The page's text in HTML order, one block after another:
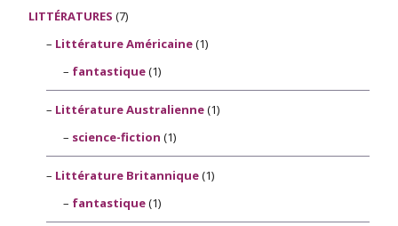
LITTÉRATURES (7)
Littérature Américaine(1)
fantastique(1)
Littérature Australienne(1)
science-fiction (1)
Littérature Britannique(1)
fantastique(1)